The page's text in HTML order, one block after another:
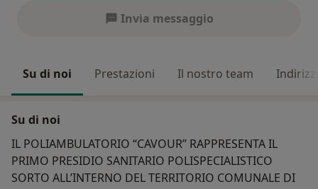
Invia messaggio
Su di noi Prestazioni Il nostro team Indirizzi
Su di noi
IL POLIAMBULATORIO “CAVOUR” RAPPRESENTA IL
PRIMO PRESIDIO SANITARIO POLISPECIALISTICO
SORTO ALL’INTERNO DEL TERRITORIO COMUNALE DI